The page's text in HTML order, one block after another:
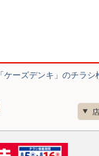
「ケーズデンキ」のチラシ